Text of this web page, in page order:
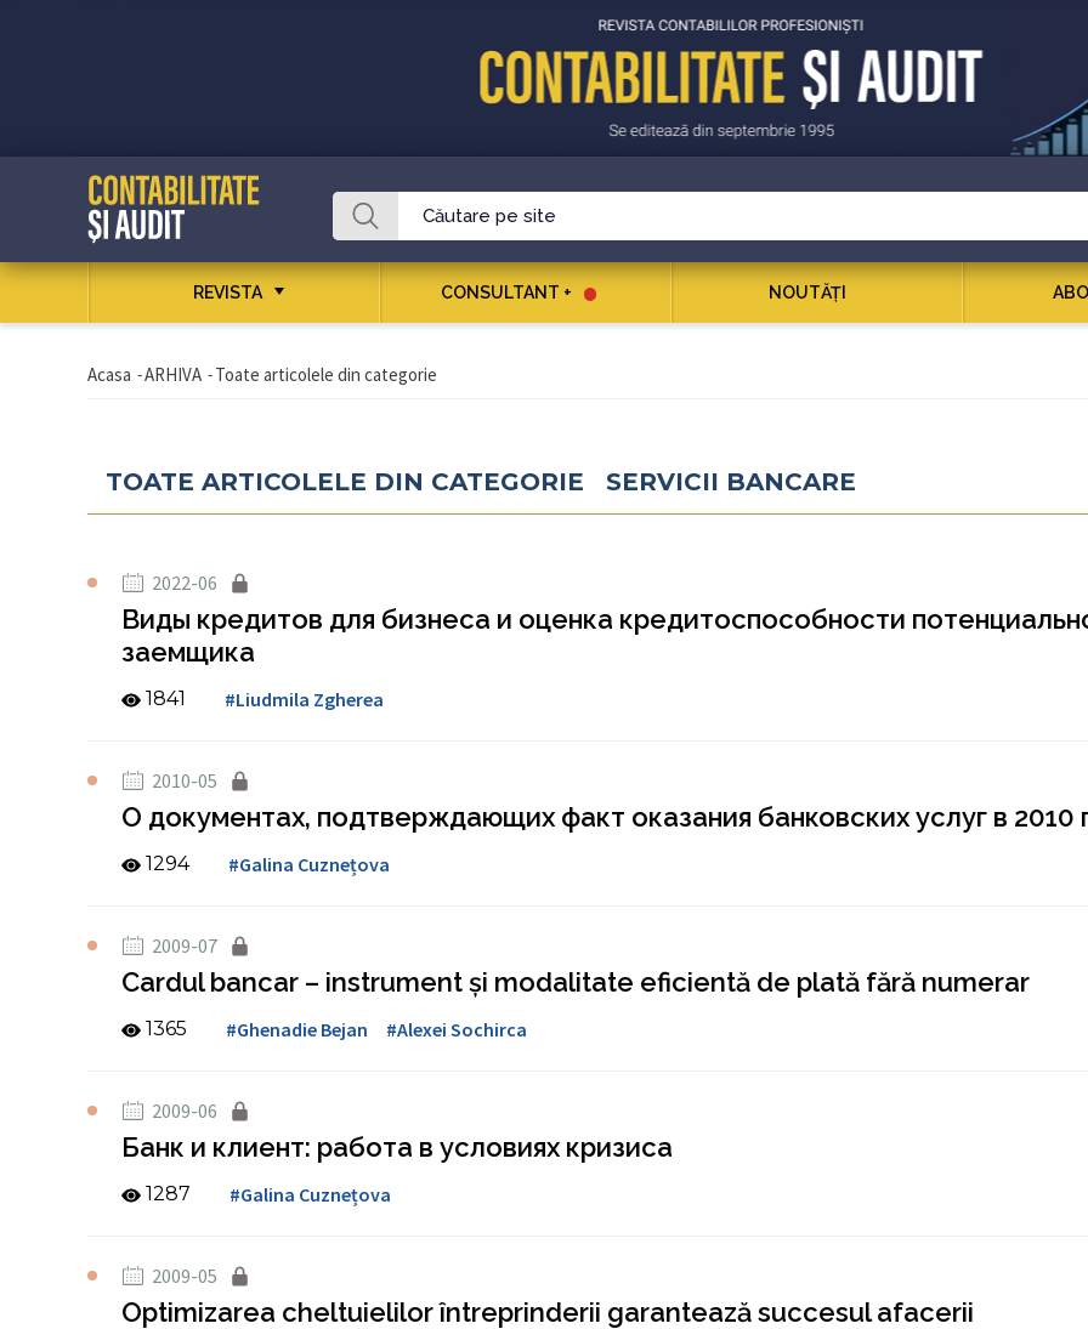
REVISTA CONSULTANT + NOUTĂŢI
Acasa -ARHIVA -Toate articolele din categorie
TOATE ARTICOLELE DIN CATEGORIE SERVICII BANCARE
2022-06
Виды кредитов для бизнеса и оценка кредитоспособности
заемщика
1841 #Liudmila Zgherea
2010-05
О документах, подтверждающих факт оказания банковских услуг в 2010
1294 #Galina Cuznețova
2009-07
Cardul bancar – instrument şi modalitate eficientă de plată fără numerar
1365 #Ghenadie Bejan #Alexei Sochirca
2009-06
Банк и клиент: работа в условиях кризиса
1287 #Galina Cuznețova
2009-05
Optimizarea cheltuielilor întreprinderii garantează succesul afacerii